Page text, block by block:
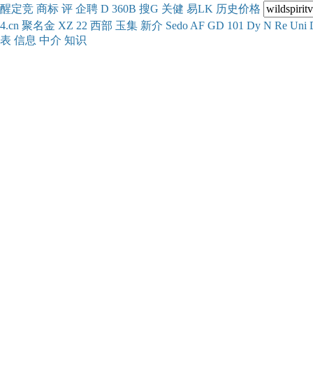
醒定竞 商标 评 企聘 D 360B 搜G 关健 易LK 历史价格
4.cn 聚名金 XZ 22 西部 玉集 新介 Sedo AF GD 101 Dy N Re Uni
表 信息 中介 知识